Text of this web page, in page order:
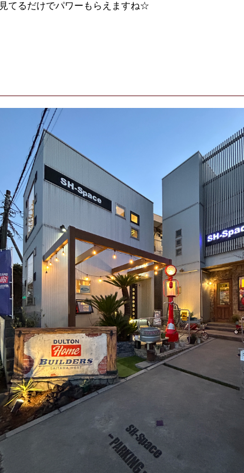
見てるだけでパワーもらえますね☆